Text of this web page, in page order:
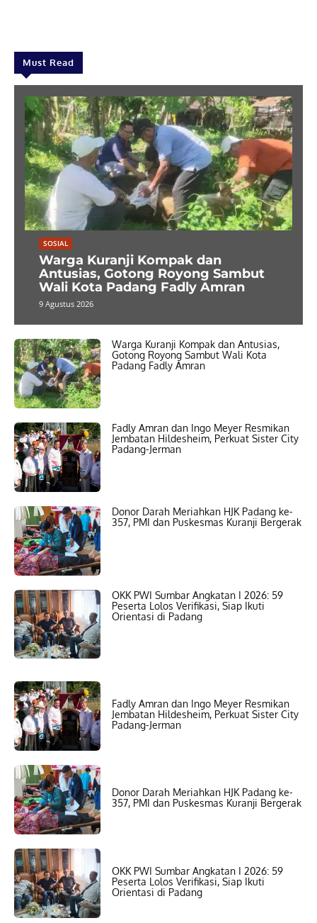
Must Read
SOSIAL
Warga Kuranji Kompak dan
Antusias, Gotong Royong Sambut
Wali Kota Padang Fadly Amran
9 Agustus 2026
Warga Kuranji Kompak dan Antusias,
Gotong Royong Sambut Wali Kota
Padang Fadly Amran
Fadly Amran dan Ingo Meyer Resmikan
Jembatan Hildesheim, Perkuat Sister City
Padang-Jerman
Donor Darah Meriahkan HJK Padang ke-
357, PMI dan Puskesmas Kuranji Bergerak
OKK PWI Sumbar Angkatan I 2026: 59
Peserta Lolos Verifikasi, Siap Ikuti
Orientasi di Padang
Fadly Amran dan Ingo Meyer Resmikan
Jembatan Hildesheim, Perkuat Sister City
Padang-Jerman
Donor Darah Meriahkan HJK Padang ke-
357, PMI dan Puskesmas Kuranji Bergerak
OKK PWI Sumbar Angkatan I 2026: 59
Peserta Lolos Verifikasi, Siap Ikuti
Orientasi di Padang